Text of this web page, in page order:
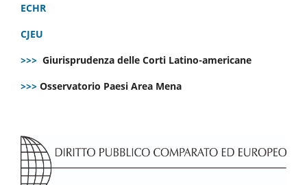
ECHR
CJEU
>>> Giurisprudenza delle Corti Latino-americane
>>> Osservatorio Paesi Area Mena